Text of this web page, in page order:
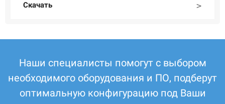
Скачать
Наши специалисты помогут с выбором
необходимого оборудования и ПО, подберут
оптимальную конфигурацию под Ваши